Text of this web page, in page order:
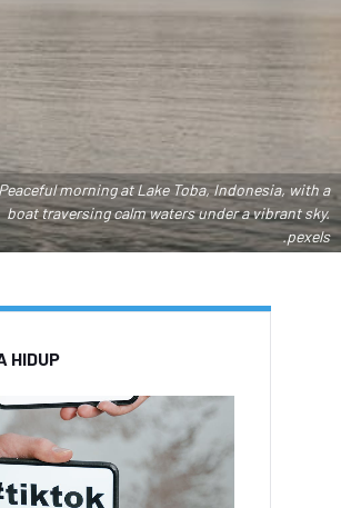
morning at Lake Toba, Indonesia, with a
boat traversing calm waters under a vibrant sky.
.pexels
HIDUP